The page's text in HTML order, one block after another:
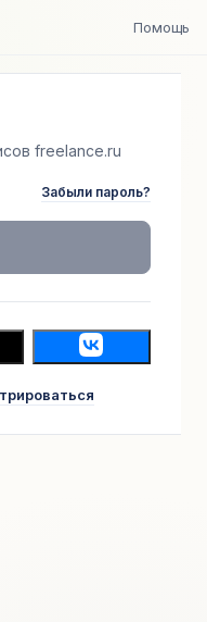
Помощь
freelance.ru
Забыли пароль?